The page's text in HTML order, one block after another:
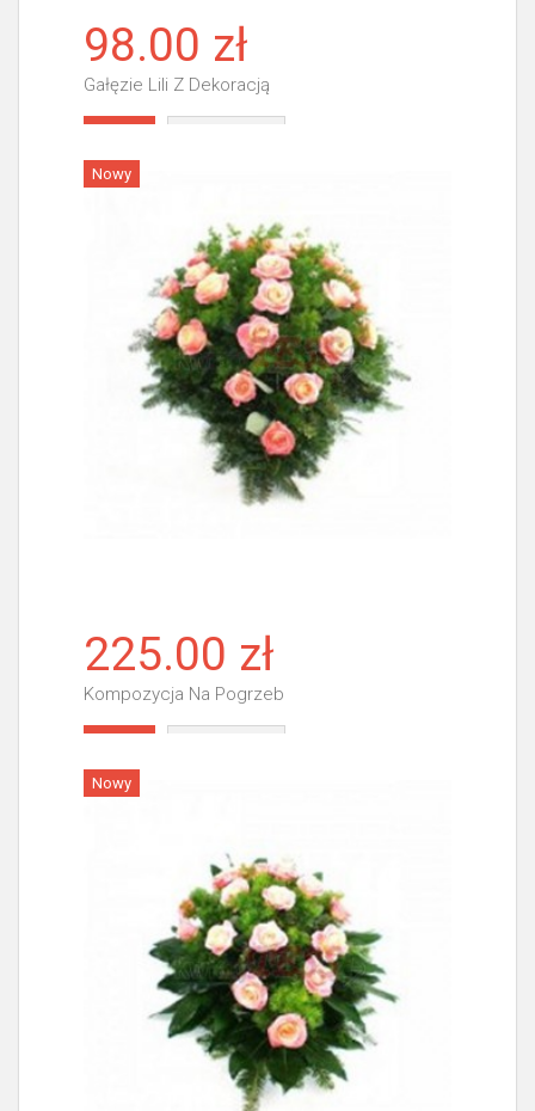
98.00 zł
Gałęzie Lili Z Dekoracją
Nowy
225.00 zł
Kompozycja Na Pogrzeb
Nowy